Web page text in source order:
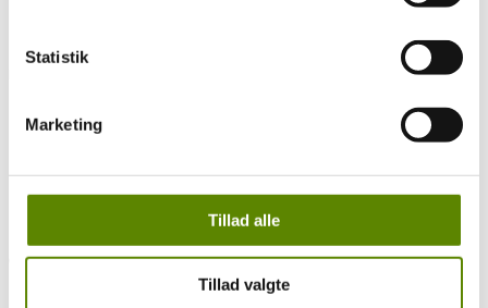
Statistik
Marketing
Tillad alle
Tillad valgte
CHAMPAGNEPRODUKTION
Hvordan laver man egentlig Champagne?